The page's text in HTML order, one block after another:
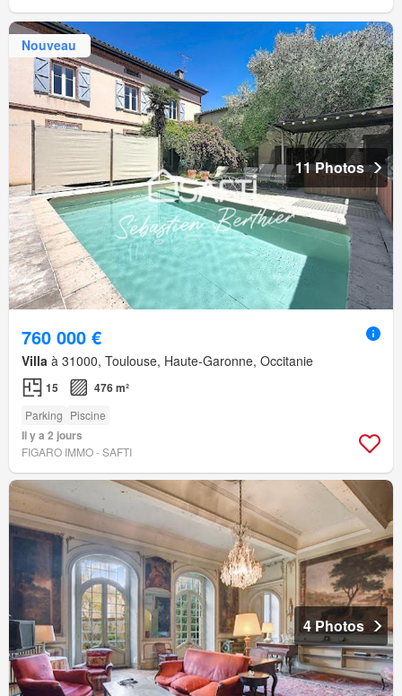
Nouveau
11 Photos
760 000 €
Villa à 31000, Toulouse, Haute-Garonne, Occitanie
15 476 m²
Parking Piscine
Il y a 2 jours
FIGARO IMMO - SAFTI
4 Photos